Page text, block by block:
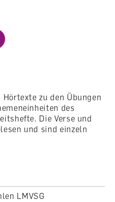
zu den Übungen
des
Die Verse und
und sind einzeln
LMVSG